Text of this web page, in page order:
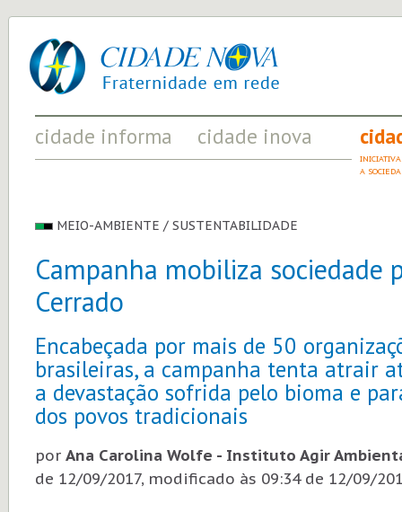
cidade
nova
UM
PROJETO
PELA
FRATERNIDADE
cidade informa
FATOS RELEVANTES PARA
cidade inova
ACONTECIMENTOS QUE EVIDENCIAM
A
MEIO-AMBIENTE / SUSTENTABILIDADE
Campanha mobiliza sociedade
Cerrado
Encabeçada por mais de 50
brasileiras, a campanha tenta atrair
a devastação sofrida pelo bioma e
dos povos tradicionais
por Ana Carolina Wolfe - Instituto Agir
de 12/09/2017, modificado às 09:34 de 12/09/